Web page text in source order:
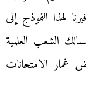
لهذا النموذج إلى
الشعب العلمية
غمار الامتحانات